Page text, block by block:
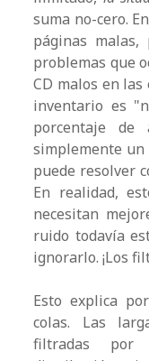
suma no-cero.
páginas
problemas que
CD malos en las
inventario es
porcentaje de
simplemente un
puede resolver
En realidad,
necesitan
ruido todavía
ignorarlo. ¡Los
Esto explica
colas. Las
filtradas por